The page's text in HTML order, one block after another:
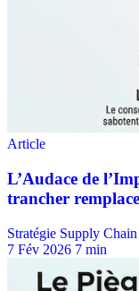
Stratégie Supply Chain
7 Fév 2026 7 min